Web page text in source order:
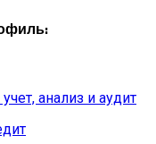
анализ и аудит